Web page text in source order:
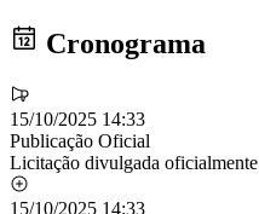
Cronograma
15/10/2025 14:33
Publicação Oficial
Licitação divulgada oficialmente
15/10/2025 14:33